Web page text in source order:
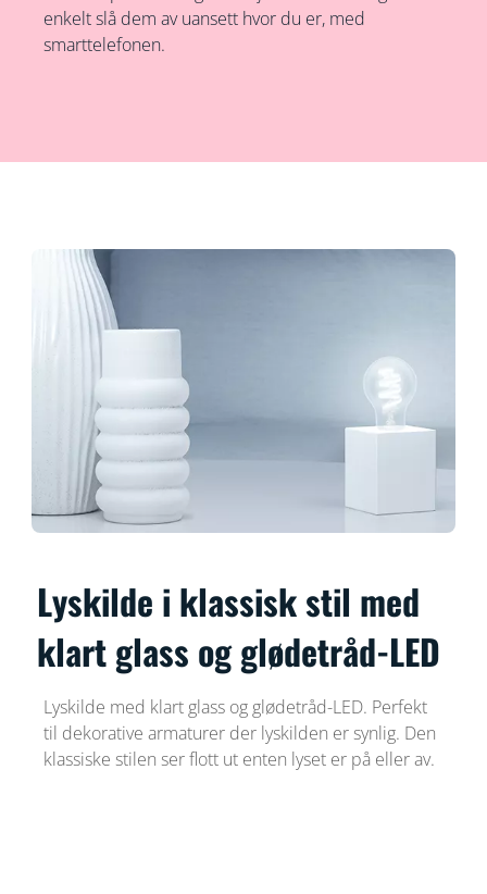
enkelt slå dem av uansett hvor du er, med
smarttelefonen.
Lyskilde i klassisk stil med
klart glass og glødetråd-LED
Lyskilde med klart glass og glødetråd-LED. Perfekt
til dekorative armaturer der lyskilden er synlig. Den
klassiske stilen ser flott ut enten lyset er på eller av.